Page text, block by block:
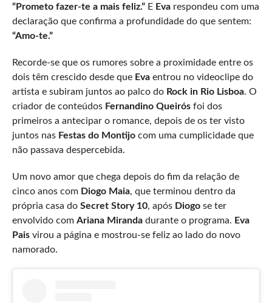
“Prometo fazer-te a mais feliz.”E Evarespondeu com uma
declaração que confirma a profundidade do que sentem:
“Amo-te.”
Recorde-se que os rumores sobre a proximidade entre os
dois têm crescido desde que Evaentrou no videoclipe do
artista e subiram juntos ao palco do Rock in Rio Lisboa. O
criador de conteúdos Fernandino Queirósfoi dos
primeiros a antecipar o romance, depois de os ter visto
juntos nas Festas do Montijocom uma cumplicidade que
não passava despercebida.
Um novo amor que chega depois do fim da relação de
cinco anos com Diogo Maia, que terminou dentro da
própria casa do Secret Story 10, após Diogose ter
envolvido com Ariana Mirandadurante o programa. Eva
Paisvirou a página e mostrou-se feliz ao lado do novo
namorado.